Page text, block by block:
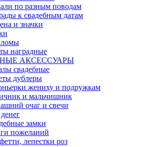
по разным поводам
к свадебным датам
и значки
наградные
АКСЕССУАРЫ
свадебные
дублеры
жениху и подружкам
и мальчишник
очаг и свечи
замки
пожеланий
лепестки роз